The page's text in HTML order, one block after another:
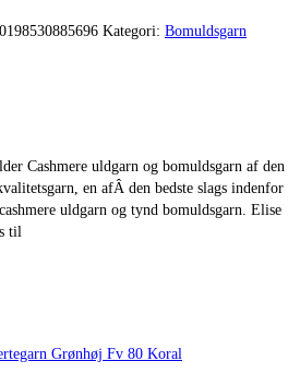
Kategori: Bomuldsgarn
Cashmere uldgarn og bomuldsgarn af den
en afÂ den bedste slags indenfor
uldgarn og tynd bomuldsgarn. Elise
til